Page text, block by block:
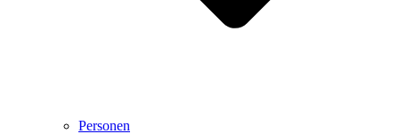
Personen